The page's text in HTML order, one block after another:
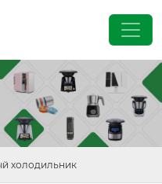
холодильник